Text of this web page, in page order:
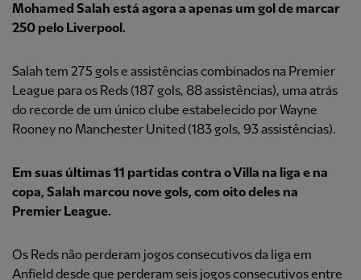
Mohamed Salah está agora a apenas um gol de marcar
250 pelo Liverpool.
Salah tem 275 gols e assistências combinados na Premier
League para os Reds (187 gols, 88 assistências), uma atrás
do recorde de um único clube estabelecido por Wayne
Rooney no Manchester United (183 gols, 93 assistências).
Em suas últimas 11 partidas contra o Villa na liga e na
copa, Salah marcou nove gols, com oito deles na
Premier League.
Os Reds não perderam jogos consecutivos da liga em
Anfield desde que perderam seis jogos consecutivos entre